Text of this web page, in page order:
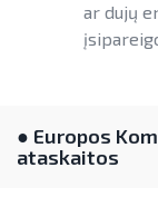
ar dujų
● Europos
ataskaitos